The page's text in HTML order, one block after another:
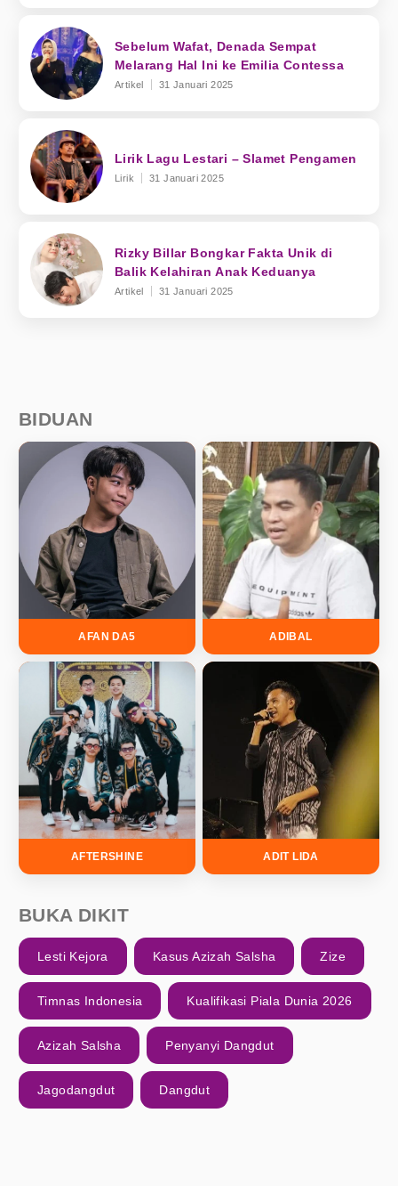
Sebelum Wafat, Denada Sempat
Melarang Hal Ini ke Emilia Contessa
Artikel 31 Januari 2025
Lirik Lagu Lestari – Slamet Pengamen
Lirik 31 Januari 2025
Rizky Billar Bongkar Fakta Unik di
Balik Kelahiran Anak Keduanya
Artikel 31 Januari 2025
BIDUAN
AFAN DA5 ADIBAL
AFTERSHINE ADIT LIDA
BUKA DIKIT
Lesti Kejora Kasus Azizah Salsha Zize
Timnas Indonesia Kualifikasi Piala Dunia 2026
Azizah Salsha Penyanyi Dangdut
Jagodangdut Dangdut